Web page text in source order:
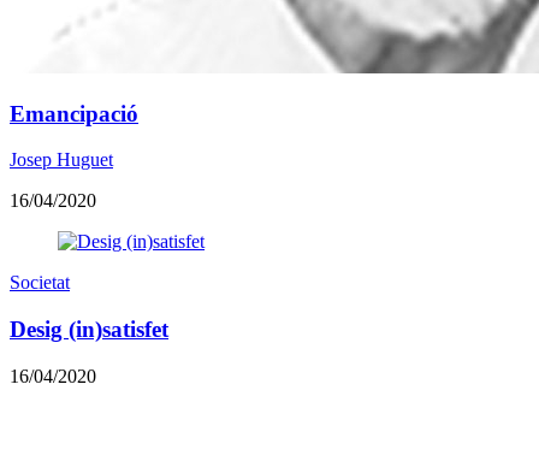
Emancipació
Josep Huguet
16/04/2020
Societat
Desig (in)satisfet
16/04/2020